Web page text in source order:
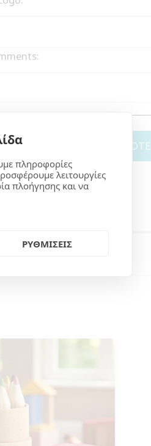
REQUEST A QUOTE
πληροφορίες
λειτουργίες
πλοήγησης και να
ΡΥΘΜΙΣΕΙΣ